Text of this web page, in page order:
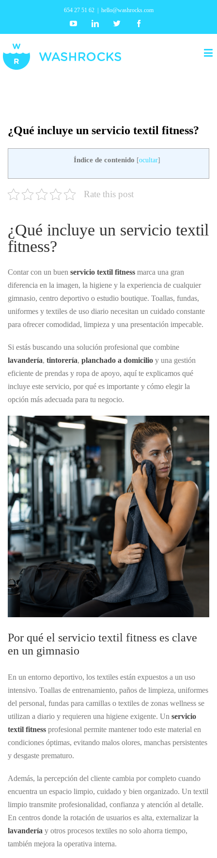
654 27 51 62 hello@washrocks.com
YoutubeLinkedin Twitter
¿Qué incluye un servicio textil fitness?
Índice de contenido [ocultar]
Rate this post
¿Qué incluye un servicio textil
fitness?
Contar con un buen servicio textil fitness marca una gran
diferencia en la imagen, la higiene y la experiencia de cualquier
gimnasio, centro deportivo o estudio boutique. Toallas, fundas,
uniformes y textiles de uso diario necesitan un cuidado constante
para ofrecer comodidad, limpieza y una presentación impecable.
Si estás buscando una solución profesional que combine
lavandería, tintorería, planchado a domicilio y una gestión
eficiente de prendas y ropa de apoyo, aquí te explicamos qué
incluye este servicio, por qué es importante y cómo elegir la
opción más adecuada para tu negocio.
Por qué el servicio textil fitness es clave
en un gimnasio
En un entorno deportivo, los textiles están expuestos a un uso
intensivo. Toallas de entrenamiento, paños de limpieza, uniformes
del personal, fundas para camillas o textiles de zonas wellness se
utilizan a diario y requieren una higiene exigente. Un servicio
textil fitness profesional permite mantener todo este material en
condiciones óptimas, evitando malos olores, manchas persistentes
y desgaste prematuro.
Además, la percepción del cliente cambia por completo cuando
encuentra un espacio limpio, cuidado y bien organizado. Un textil
limpio transmite profesionalidad, confianza y atención al detalle.
En centros donde la rotación de usuarios es alta, externalizar la
lavandería y otros procesos textiles no solo ahorra tiempo,
también mejora la operativa interna.